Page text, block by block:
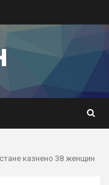
казнено 38 женщин